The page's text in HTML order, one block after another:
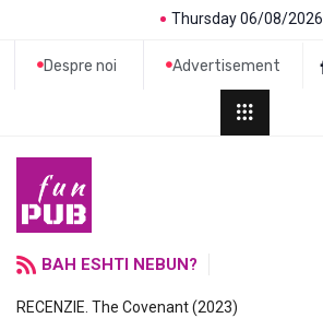
Thursday 06/08/2026
Despre noi Advertisement
BAH ESHTI NEBUN?
RECENZIE. The Covenant (2023)